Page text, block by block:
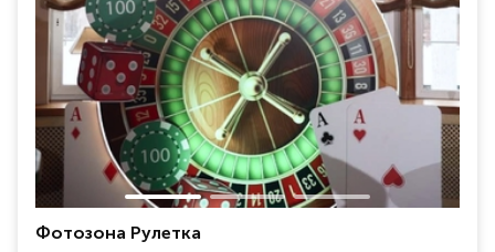
Фотозона Рулетка